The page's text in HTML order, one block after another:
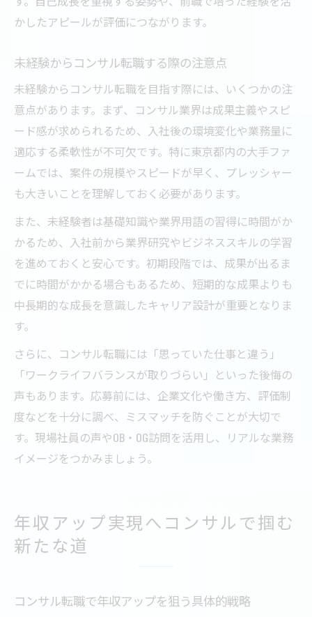
かしたアピールが評価につながります。
未経験からコンサル転職する際の注意点
未経験からコンサル転職を目指す際には、いくつかの注
意点があります。まず、コンサル業界は成果主義やスピ
ード感が求められるため、入社後の環境変化や業務量に
適応する柔軟性が不可欠です。特に東京都内の大手ファ
ームでは、案件の規模やスピードが早く、プレッシャー
も大きいことを理解しておく必要があります。
また、未経験者は基礎知識や業界用語の習得に時間がか
かるため、入社前から業界研究やビジネススキルの学習
を進めておくと安心です。初期段階では、成果が出るま
でに時間がかかる場合もあるため、短期的な成果よりも
中長期的な成長を意識したキャリア設計が重要となりま
す。
さらに、コンサル転職には「思っていた仕事と違う」
「ワークライフバランスが取りづらい」といった後悔の
声もあります。応募前には、企業文化や働き方、評価制
度などを十分に調べ、ミスマッチを防ぐことが大切で
す。現場社員の声やOB・OG訪問を活用し、リアルな業務
イメージをつかみましょう。
年収アップ実現へコンサルで掴む
新たな道
コンサル転職で年収アップを狙う具体的戦略